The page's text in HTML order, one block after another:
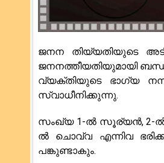
ജനന തിയ്യതിയുടെ
ജനനത്തീയതിയുമായി
വ്യക്തിയുടെ ഭാഗ്യ
സ്വാധീനിക്കുന്നു.
സംഖ്യ 1-ൽ സൂര്യൻ, 2-ൽ
ൽ ചൊവ്വ എന്നിവ
പങ്കുണ്ടാകും.